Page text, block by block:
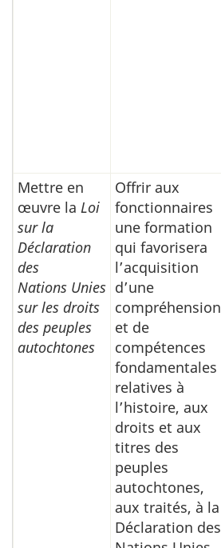
Mettre en
œuvre la Loi
sur la
Déclaration
des
Nations Unies
sur les droits
des peuples
autochtones
Offrir aux
fonctionnaires
une formation
qui favorisera
l’acquisition
d’une
compréhension
et de
compétences
fondamentales
relatives à
l’histoire, aux
droits et aux
titres des
peuples
autochtones,
aux traités, à la
Déclaration des